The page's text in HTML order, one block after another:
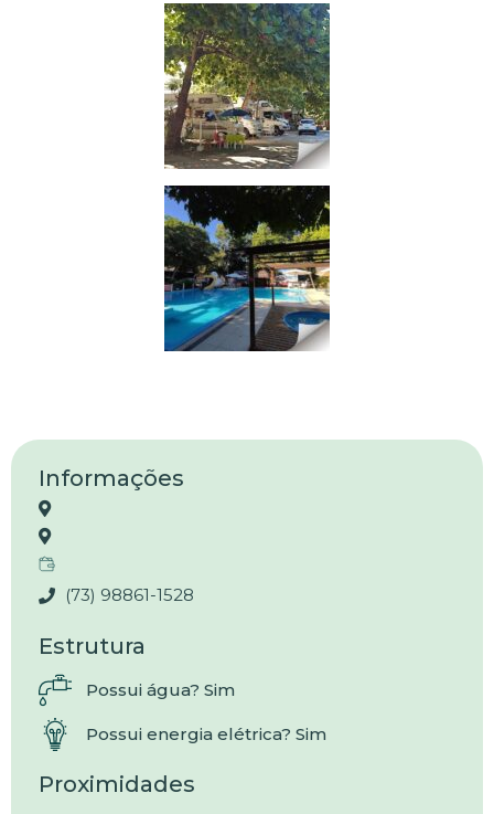
Informações
(73) 98861-1528
Estrutura
Possui água? Sim
Possui energia elétrica? Sim
Proximidades